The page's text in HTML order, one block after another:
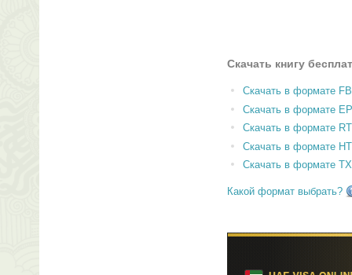
Скачать книгу
Скачать в формате
Скачать в формате
Скачать в формате
Скачать в формате
Скачать в формате
Какой формат выбрать?